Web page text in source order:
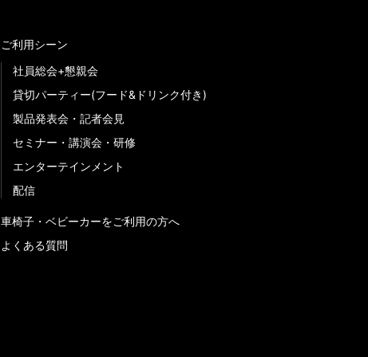
ご利用シーン
社員総会+懇親会
貸切パーティー(フード&ドリンク付き)
製品発表会・記者会見
セミナー・講演会・研修
エンターテインメント
配信
車椅子・ベビーカーをご利用の方へ
よくある質問